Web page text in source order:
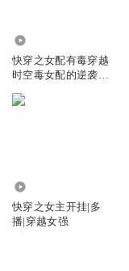
快穿之女配有毒穿越
时空毒女配的逆袭之
快穿
快穿之女主开挂|多
播|穿越女强